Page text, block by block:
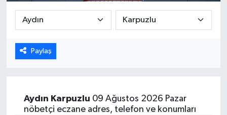
Paylaş
Aydın Karpuzlu 09 Ağustos 2026 Pazar
nöbetçi eczane adres, telefon ve konumları
DÜNYA
EGE
EKOLOJİ VE ÇEVRE